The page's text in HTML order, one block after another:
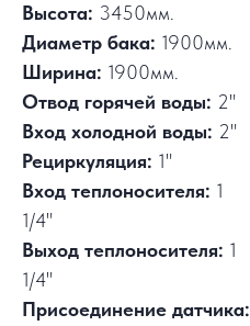
Высота: 3450мм.
Диаметр бака: 1900мм.
Ширина: 1900мм.
Отвод горячей воды: 2"
Вход холодной воды: 2"
Рециркуляция: 1"
Вход теплоносителя: 1
1/4"
Выход теплоносителя: 1
1/4"
Присоединение датчика: